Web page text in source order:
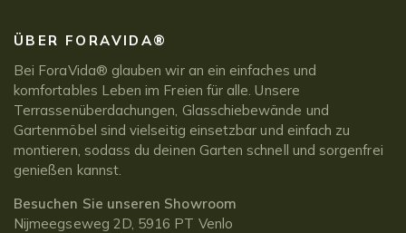
ÜBER FORAVIDA®
Bei ForaVida® glauben wir an ein einfaches und
komfortables Leben im Freien für alle. Unsere
Terrassenüberdachungen, Glasschiebewände und
Gartenmöbel sind vielseitig einsetzbar und einfach zu
montieren, sodass du deinen Garten schnell und sorgenfrei
genießen kannst.
Besuchen Sie unseren Showroom
Nijmeegseweg 2D, 5916 PT Venlo